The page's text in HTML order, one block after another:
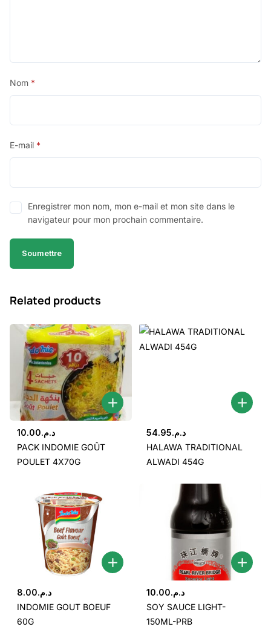
Nom *
E-mail *
Enregistrer mon nom, mon e-mail et mon site dans le
navigateur pour mon prochain commentaire.
Related products
د.م.10.00
PACK INDOMIE GOÛT
POULET 4X70G
د.م.54.95
HALAWA TRADITIONAL
ALWADI 454G
د.م.8.00
INDOMIE GOUT BOEUF
60G
د.م.10.00
SOY SAUCE LIGHT-
150ML-PRB